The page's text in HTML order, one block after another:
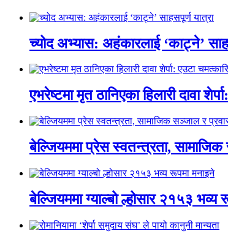
च्योद अभ्यास: अहंकारलाई ‘काट्ने’
एभरेष्टमा मृत ठानिएका हिलारी दावा
बेल्जियममा प्रेस स्वतन्त्रता,
बेल्जियममा ग्याल्बो ल्होसार २१५३ भव्य